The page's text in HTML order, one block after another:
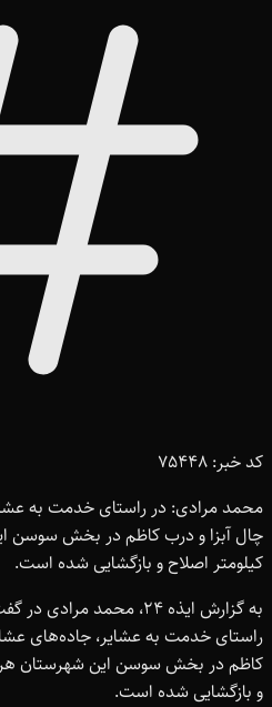
کد خبر: 75448
محمد مرادی: در راستای خدمت به
کیلومتر اصلاح و بازگشایی شده است.
به گزارش ایذه 24، محمد
راستای خدمت به عشایر، جاده‌های
و بازگشایی شده است.